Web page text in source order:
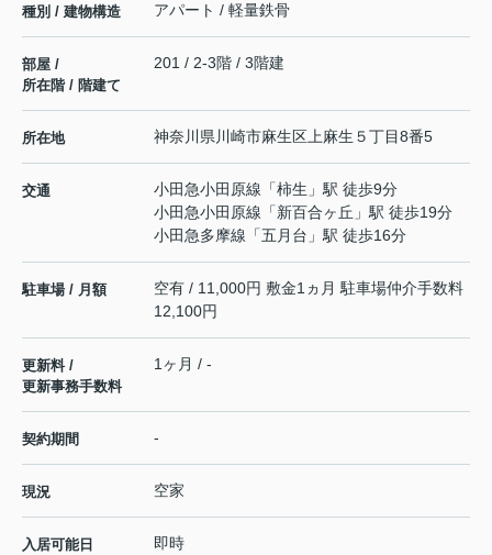
種別 / 建物構造 アパート / 軽量鉄骨
部屋 /
所在階 / 階建て
201 / 2-3階 / 3階建
所在地 神奈川県 川崎市麻生区 上麻生 ５丁目8番5
交通 小田急小田原線 「柿生 」駅 徒歩9分
小田急小田原線 「新百合ヶ丘 」駅 徒歩19分
小田急多摩線 「五月台 」駅 徒歩16分
駐車場 / 月額
空有 / 11,000円 敷金1ヵ月 駐車場仲介手数料
12,100円
更新料 /
更新事務手数料
1ヶ月 / -
契約期間 -
現況 空家
入居可能日 即時